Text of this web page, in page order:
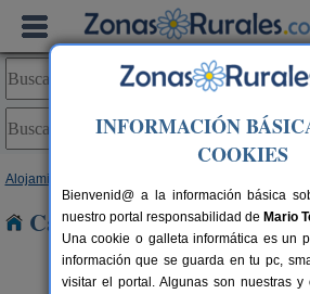
Alojamientos
Casas Rurales cerca de
INFORMACIÓN
COOKIES
Bienvenid@ a la información básica
nuestro portal responsabilidad de Mario
Una cookie o galleta informática es un
información que se guarda en tu pc,
visitar el portal. Algunas son nuestras y